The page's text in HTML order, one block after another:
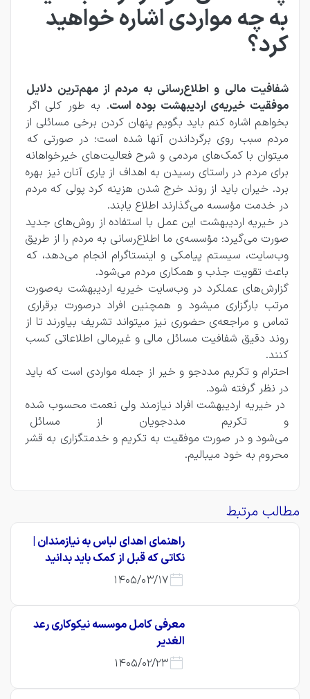
به چه مواردی اشاره خواهید
کرد؟
شفافیت مالی و اطلاع‌رسانی به مردم از مهم‌ترین دلایل
موفقیت خیریه‌ی اردیبهشت بوده است
. به طور کلی اگر
بخواهم اشاره کنم باید بگویم پنهان کردن برخی مسائلی از
مردم سبب روی برگرداندن آنها شده است؛ در صورتی که
میتوان با کمک‌های مردمی و شرح فعالیت‌های خیرخواهانه
برای مردم در راستای رسیدن به اهداف از یاری آنان نیز بهره
برد. خیران باید از روند خرج شدن هزینه کرد پولی که مردم
در خدمت مؤسسه می‌گذارند اطلاع یابند.
در خیریه اردیبهشت این عمل با استفاده از روش‌های جدید
صورت می‌‌گیرد؛ مؤسسه‌ی ما اطلاع‌رسانی به مردم را از طریق
وب‌سایت، سیستم پیامکی و اینستاگرام انجام می‌دهد، که
باعث تقویت جذب و همکاری مردم می‌شود.
گزارش‌های عملکرد در وب‌سایت خیریه اردیبهشت به‌صورت
مرتب بارگزاری میشود و همچنین افراد درصورت برقراری
تماس و مراجعه‌ی حضوری نیز میتواند تشریف بیاورند تا از
روند دقیق شفافیت مسائل مالی و غیرمالی اطلاعاتی کسب
کنند.
احترام و تکریم مددجو و خیر از جمله مواردی است که باید
در نظر گرفته شود.
در خیریه اردیبهشت افراد نیازمند ولی نعمت محسوب شده
و تکریم مددجویان از
می‌شود و در صورت موفقیت به تکریم و خدمتگزاری به قشر
محروم به خود میبالیم.
مطالب مرتبط
راهنمای اهدای لباس به نیازمندان |
نکاتی که قبل از کمک باید بدانید
1405/03/17
معرفی کامل موسسه نیکوکاری رعد
الغدیر
1405/02/23